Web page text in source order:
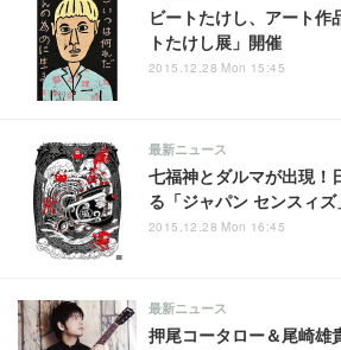
ビートたけし、アート作
トたけし展」開催
2015.12.28 Mon 15:45
七福神とダルマが出現！
る「ジャパン センスィズ
最新ニュース
2015.12.28 Mon 16:45
押尾コータロー＆尾崎雄
最新ニュース